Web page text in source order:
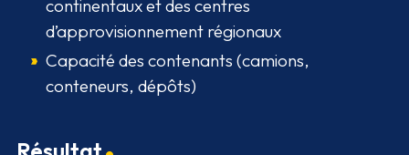
continentaux et des centres
d’approvisionnement régionaux
Capacité des contenants (camions,
conteneurs, dépôts)